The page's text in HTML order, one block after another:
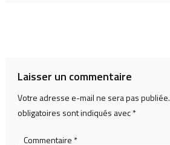
Laisser un commentaire
Votre adresse e-mail ne sera pas publiée.
obligatoires sont indiqués avec*
Commentaire *